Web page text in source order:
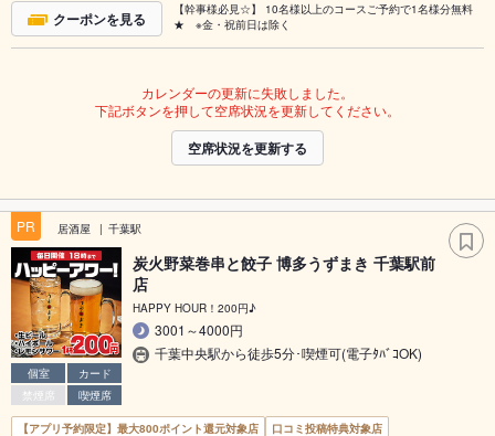
クーポンを見る
【幹事様必見☆】 10名様以上のコースご予約で1名様分無料
★ ※金・祝前日は除く
カレンダーの更新に失敗しました。
下記ボタンを押して空席状況を更新してください。
空席状況を更新する
PR 居酒屋 千葉駅
個室
カード
禁煙席
喫煙席
炭火野菜巻串と餃子 博多うずまき 千葉駅前
店
HAPPY HOUR！200円♪
3001～4000円
千葉中央駅から徒歩5分･喫煙可(電子ﾀﾊﾞｺOK)
【アプリ予約限定】最大800ポイント還元対象店
口コミ投稿特典対象店